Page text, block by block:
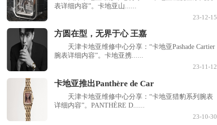
表详细内容”。卡地亚山......
23-12-15
方圆在型，无界于心 王嘉
天津卡地亚维修中心分享：“卡地亚Pashade Cartier
腕表详细内容”。卡地亚携......
23-11-12
卡地亚推出Panthère de Car
天津卡地亚维修中心分享：“卡地亚猎豹系列腕表
详细内容”。PANTHÈRE D......
23-10-30